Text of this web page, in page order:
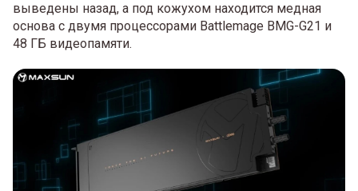
выведены назад, а под кожухом находится медная
основа с двумя процессорами Battlemage BMG-G21 и
48 ГБ видеопамяти.